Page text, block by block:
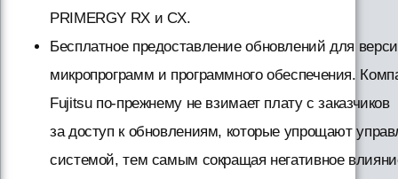
PRIMERGY RX и CX.
Бесплатное предоставление обновлений для
микропрограмм и программного обеспечения.
Fujitsu по-прежнему не взимает плату с заказчиков
за доступ к обновлениям, которые упрощают
системой, тем самым сокращая негативное